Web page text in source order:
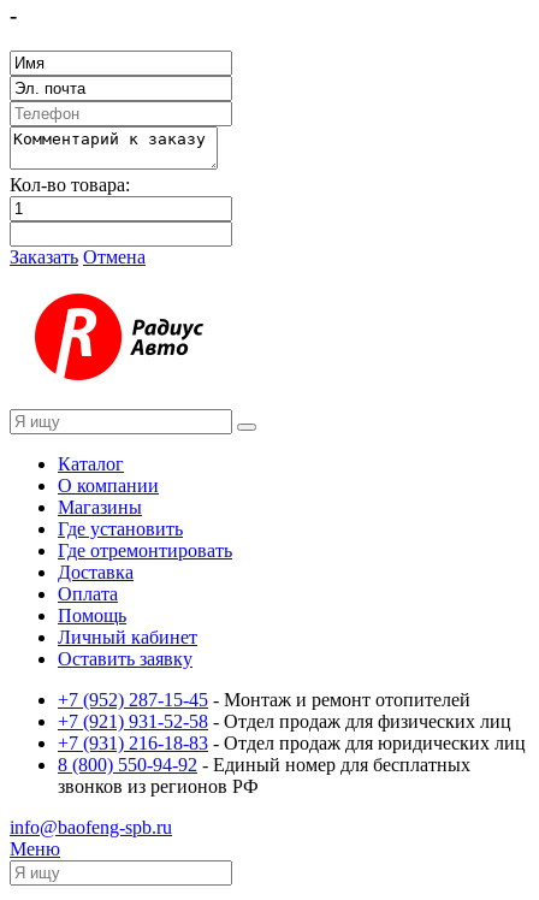
-
Кол-во товара:
Заказать Отмена
Каталог
О компании
Магазины
Где установить
Где отремонтировать
Доставка
Оплата
Помощь
Личный кабинет
Оставить заявку
+7 (952) 287-15-45 - Монтаж и ремонт отопителей
+7 (921) 931-52-58 - Отдел продаж для физических лиц
+7 (931) 216-18-83 - Отдел продаж для юридических лиц
8 (800) 550-94-92 - Единый номер для бесплатных
звонков из регионов РФ
info@baofeng-spb.ru
Меню